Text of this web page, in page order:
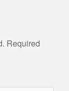
Required